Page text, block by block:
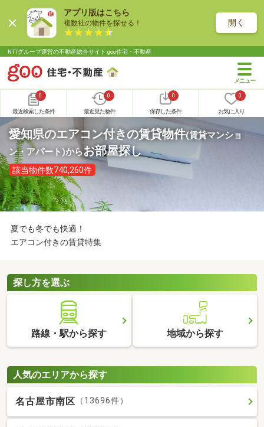
アプリ版はこちら
複数社の物件を探せる！ 開く
NTTグループ運営の不動産総合サイト goo住宅・不動産
0
最近検索した条件
0
最近見た物件
0
保存した条件
0
お気に入り
愛知県のエアコン付きの賃貸物件(賃貸マンショ
ン・アパート)からお部屋探し
該当物件数740,260件
夏でも冬でも快適！
エアコン付きの賃貸特集
探し方を選ぶ
路線・駅から探す 地域から探す
人気のエリアから探す
名古屋市南区 （13696件）